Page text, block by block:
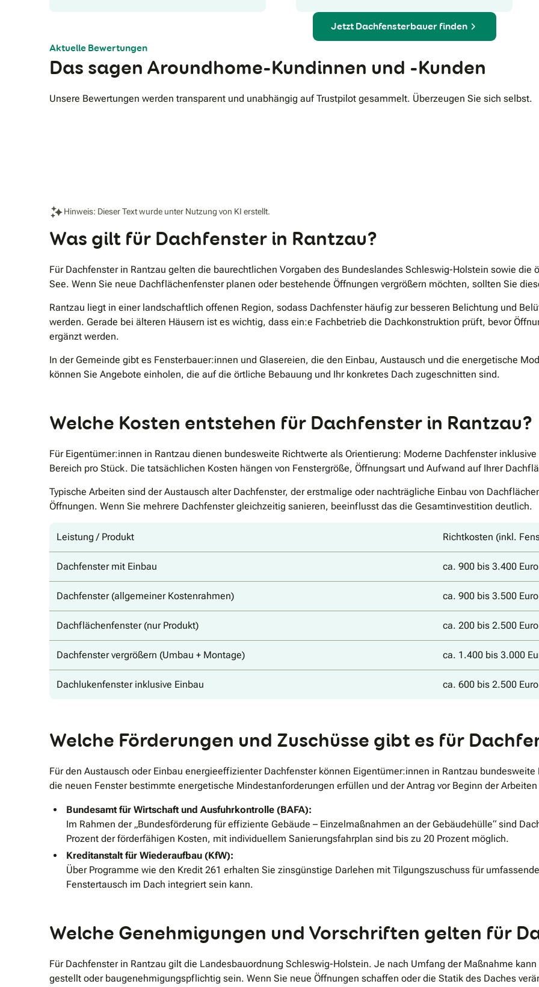
Jetzt Dachfensterbauer finden
Aktuelle Bewertungen
Das sagen Aroundhome-Kundinnen und -Kunden
Unsere Bewertungen werden transparent und unabhängig auf Trustpilot gesammelt. Überzeugen Sie sich selbst.
Hinweis: Dieser Text wurde unter Nutzung von KI erstellt.
Was gilt für Dachfenster in Rantzau?
Für Dachfenster in Rantzau gelten die baurechtlichen Vorgaben des Bundeslandes Schleswig-Holstein sowie die
See. Wenn Sie neue Dachflächenfenster planen oder bestehende Öffnungen vergrößern möchten, sollten Sie
Rantzau liegt in einer landschaftlich offenen Region, sodass Dachfenster häufig zur besseren Belichtung und
werden. Gerade bei älteren Häusern ist es wichtig, dass ein:e Fachbetrieb die Dachkonstruktion prüft, bevor
ergänzt werden.
In der Gemeinde gibt es Fensterbauer:innen und Glasereien, die den Einbau, Austausch und die energetische
können Sie Angebote einholen, die auf die örtliche Bebauung und Ihr konkretes Dach zugeschnitten sind.
Welche Kosten entstehen für Dachfenster in Rantzau?
Für Eigentümer:innen in Rantzau dienen bundesweite Richtwerte als Orientierung: Moderne Dachfenster
Bereich pro Stück. Die tatsächlichen Kosten hängen von Fenstergröße, Öffnungsart und Aufwand auf Ihrer
Typische Arbeiten sind der Austausch alter Dachfenster, der erstmalige oder nachträgliche Einbau von
Öffnungen. Wenn Sie mehrere Dachfenster gleichzeitig sanieren, beeinflusst das die Gesamtinvestition deutlich.
Leistung / Produkt Richtkosten (inkl.
Dachfenster mit Einbau ca. 900 bis 3.400
Dachfenster (allgemeiner Kostenrahmen) ca. 900 bis 3.500
Dachflächenfenster (nur Produkt) ca. 200 bis 2.500
Dachfenster vergrößern (Umbau + Montage) ca. 1.400 bis 3.000
Dachlukenfenster inklusive Einbau ca. 600 bis 2.500 Euro
Welche Förderungen und Zuschüsse gibt es für
Für den Austausch oder Einbau energieeffizienter Dachfenster können Eigentümer:innen in Rantzau
die neuen Fenster bestimmte energetische Mindestanforderungen erfüllen und der Antrag vor Beginn der
Bundesamt für Wirtschaft und Ausfuhrkontrolle (BAFA):
Im Rahmen der „Bundesförderung für effiziente Gebäude – Einzelmaßnahmen an der Gebäudehülle“ sind
Prozent der förderfähigen Kosten, mit individuellem Sanierungsfahrplan sind bis zu 20 Prozent möglich.
Kreditanstalt für Wiederaufbau (KfW):
Über Programme wie den Kredit 261 erhalten Sie zinsgünstige Darlehen mit Tilgungszuschuss für
Fenstertausch im Dach integriert sein kann.
Welche Genehmigungen und Vorschriften gelten für
Für Dachfenster in Rantzau gilt die Landesbauordnung Schleswig-Holstein. Je nach Umfang der Maßnahme
gestellt oder baugenehmigungspflichtig sein. Wenn Sie neue Öffnungen schaffen oder die Statik des Daches